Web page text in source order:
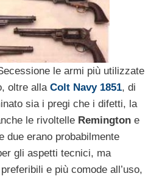
le armi più utilizzate
oltre alla Colt Navy 1851, di
sia i pregi che i difetti, la
le rivoltelle Remington e
due erano probabilmente
gli aspetti tecnici, ma
e più comode all’uso,